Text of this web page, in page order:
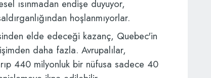
ısınmadan endişe duyuyor,
hoşlanmıyorlar.
elde edeceği kazanç, Quebec'in
daha fazla. Avrupalılar,
440 milyonluk bir nüfusa sadece 40